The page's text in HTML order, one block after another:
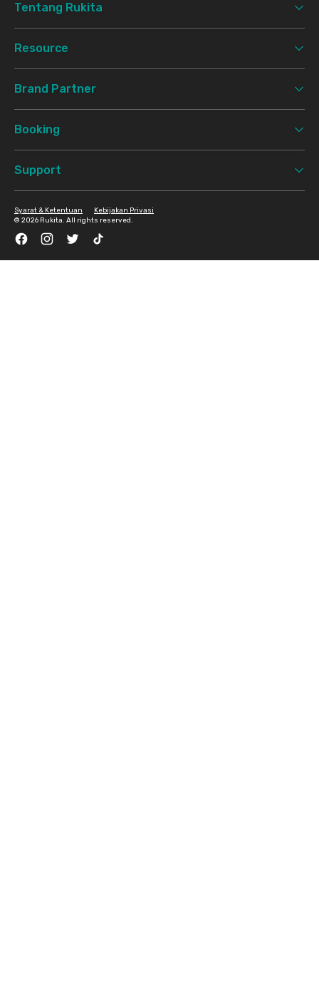
Tentang Rukita
Resource
Brand Partner
Booking
Support
© 2026 Rukita. All rights reserved.
Syarat & Ketentuan Kebijakan Privasi
FacebookInstagramTwitter TikTok